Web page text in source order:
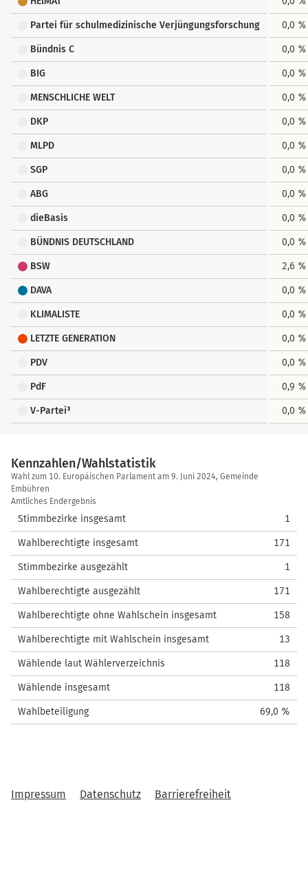
Partei für schulmedizinische Verjüngungsforschung 0,0 %
Bündnis C 0,0 %
BIG 0,0 %
MENSCHLICHE WELT 0,0 %
DKP 0,0 %
MLPD 0,0 %
SGP 0,0 %
ABG 0,0 %
dieBasis 0,0 %
BÜNDNIS DEUTSCHLAND 0,0 %
BSW 2,6 %
DAVA 0,0 %
KLIMALISTE 0,0 %
LETZTE GENERATION 0,0 %
PDV 0,0 %
PdF 0,9 %
V-Partei³ 0,0 %
Kennzahlen/Wahlstatistik
Kennzahlen/Wahlstatistik
Wahl zum 10. Europäischen Parlament am 9. Juni 2024, Gemeinde
Embühren
Amtliches Endergebnis
Stimmbezirke insgesamt 1
Wahlberechtigte insgesamt 171
Stimmbezirke ausgezählt 1
Wahlberechtigte ausgezählt 171
Wahlberechtigte ohne Wahlschein insgesamt 158
Wahlberechtigte mit Wahlschein insgesamt 13
Wählende laut Wählerverzeichnis 118
Wählende insgesamt 118
Wahlbeteiligung 69,0 %
Impressum Datenschutz Barrierefreiheit